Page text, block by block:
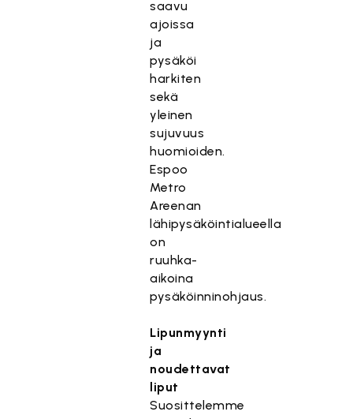
saavu
ajoissa
ja
pysäköi
harkiten
sekä
yleinen
sujuvuus
huomioiden.
Espoo
Metro
Areenan
lähipysäköintialueella
on
ruuhka-
aikoina
pysäköinninohjaus.
Lipunmyynti
ja
noudettavat
liput
Suosittelemme